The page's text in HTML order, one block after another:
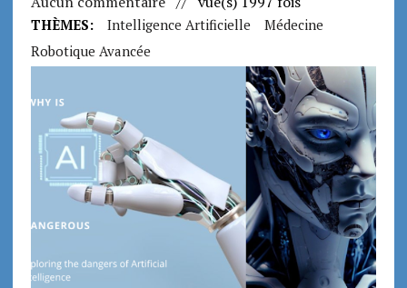
THÈMES: Intelligence Artificielle
Médecine
Robotique Avancée